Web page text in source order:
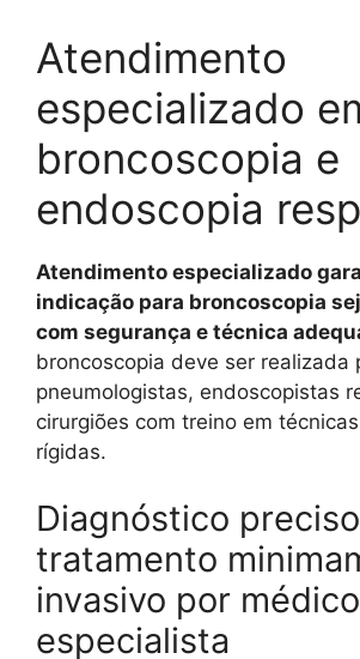
Atendimento
especializado
broncoscopia e
endoscopia
Atendimento especializado
indicação para broncoscopia
com segurança e técnica
broncoscopia deve ser realizada
pneumologistas, endoscopistas
cirurgiões com treino em
rígidas.
Diagnóstico
tratamento
invasivo por médico
especialista